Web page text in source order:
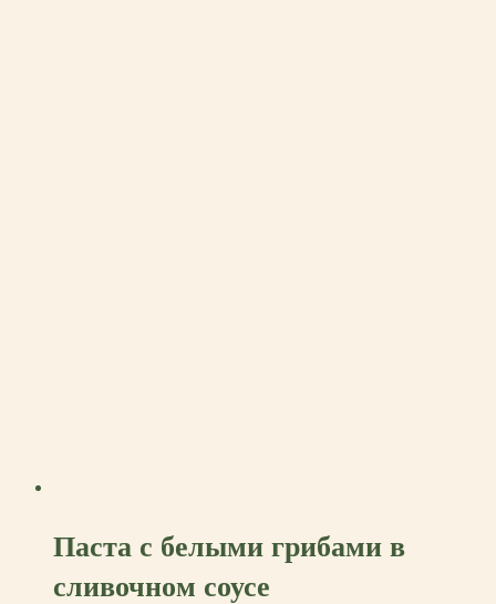
Паста с белыми грибами в
сливочном соусе